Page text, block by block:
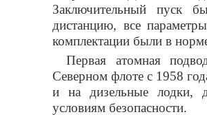
Заключительный пуск
дистанцию, все
комплектации были в
Первая атомная
Северном флоте с 1958
и на дизельные лодки,
условиям безопасности.